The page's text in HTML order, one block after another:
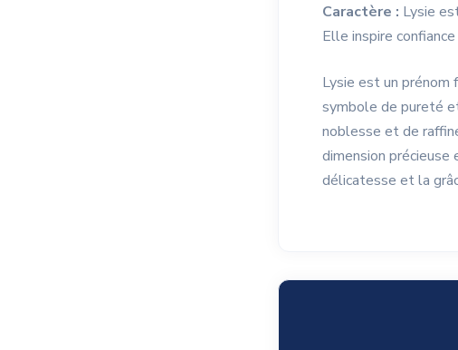
Caractère : Lysie
Elle inspire
Lysie est un prénom
symbole de pureté
noblesse et de
dimension
délicatesse et la